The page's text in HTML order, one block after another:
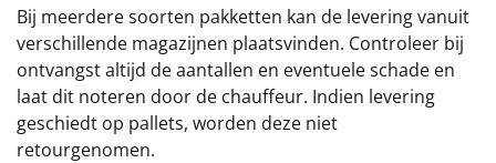
Bij meerdere soorten pakketten kan de levering vanuit
verschillende magazijnen plaatsvinden. Controleer bij
ontvangst altijd de aantallen en eventuele schade en
laat dit noteren door de chauffeur. Indien levering
geschiedt op pallets, worden deze niet
retourgenomen.